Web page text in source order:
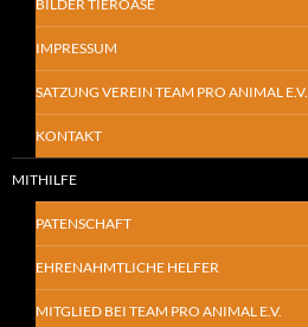
BILDER TIEROASE
IMPRESSUM
SATZUNG VEREIN TEAM PRO ANIMAL E.V.
KONTAKT
MITHILFE
PATENSCHAFT
EHRENAHMTLICHE HELFER
MITGLIED BEI TEAM PRO ANIMAL E.V.